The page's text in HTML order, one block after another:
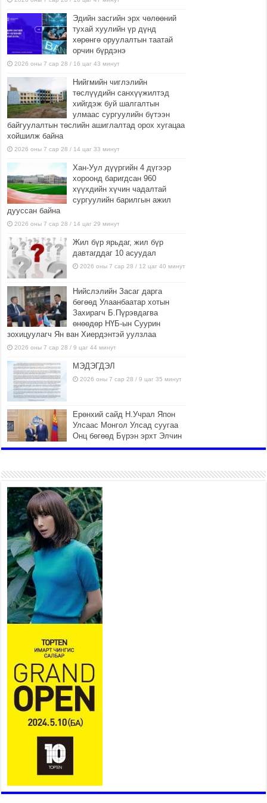
Эдийн засгийн эрх чөлөөний
тухай хуулийн үр дүнд
хөрөнгө оруулалтын таатай
орчин бүрдэнэ
2026 оны 7 сар 28 / 16 цаг 43 минут
Нийгмийн чиглэлийн
төслүүдийн санхүүжилтэд
хийгдэж буй шалгалтын
улмаас сургуулийн бүтээн
байгуулалтын төслийн ашиглалтад орох хугацаа
хойшилж байна
2026 оны 7 сар 28 / 14 цаг 33 минут
Хан-Уул дүүргийн 4 дүгээр
хороонд баригдсан 960
хүүхдийн хүчин чадалтай
сургуулийн барилгын ажил
дууссан байна
2026 оны 7 сар 28 / 14 цаг 29 минут
Жил бүр ярьдаг, жил бүр
давтагддаг 10 асуудал
2026 оны 7 сар 28 / 12 цаг 40 минут
Нийслэлийн Засаг дарга
бөгөөд Улаанбаатар хотын
Захирагч Б.Пүрэвдагва
өнөөдөр НҮБ-ын Суурин
зохицуулагч Ян ван Хиердэнтэй уулзлаа
2026 оны 7 сар 28 / 9 цаг 44 минут
МЭДЭГДЭЛ
2026 оны 7 сар 28 / 9 цаг 35 минут
Ерөнхий сайд Н.Учрал Япон
Улсаас Монгол Улсад суугаа
Онц бөгөөд Бүрэн эрхт Элчин
сайд Игавахара Масарүг
2026 оны 7 сар 27 / 16 цаг 26 минут
Орон нутагт санхүүгийн эрх
мэдлийг олгож, Иргэдийн
төлөөлөгчдийн хурал хяналт
тавьдаг байх эрх зүйн орчныг
бүрдүүлнэ
2026 оны 7 сар 27 / 16 цаг 22 минут
Байгаль орчин, хүнс, хөдөө аж
ахуйн байнгын хороо 37
асуудлыг хэлэлцэн, 14 хууль,
6 тогтоол батлуулжээ
2026 оны 7 сар 27 / 16 цаг 16 минут
Сөүлийн гудамж амралтын өдрүүдэд
автомашингүй бүс боллоо
2026 оны 7 сар 27 / 11 цаг 58 минут
Дамбадаржаа дулааны станцад 10 дугаар сард
тохируулга хийж, энэ онд ашиглалтад оруулна
2026 оны 7 сар 27 / 11 цаг 43 минут
Нийслэлийн 5000 өрхийг хийн түлшний
хэрэглээнд бүрэн шилжүүллээ
2026 оны 7 сар 27 / 11 цаг 37 минут
Геологийн төв лабораторийн уулзварын авто
замын урд хэсгийн хөдөлгөөнийг түр хугацаанд
хэсэгчлэн хязгаарлана